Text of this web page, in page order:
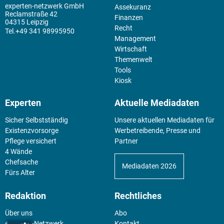
experten-netzwerk GmbH
Reclamstraße 42
04315 Leipzig
+49 341 98995950
Assekuranz
Finanzen
Recht
Management
Wirtschaft
Themenwelt
Tools
Kiosk
Experten
Sicher Selbstständig
Existenz­vorsorge
Pflege versichert
4 Wände
Chefsache
Fürs Alter
Aktuelle Mediadaten
Unsere aktuellen Mediadaten für
Werbetreibende, Presse und
Partner
Mediadaten 2026
Redaktion
Über uns
Rechtliches
Abo